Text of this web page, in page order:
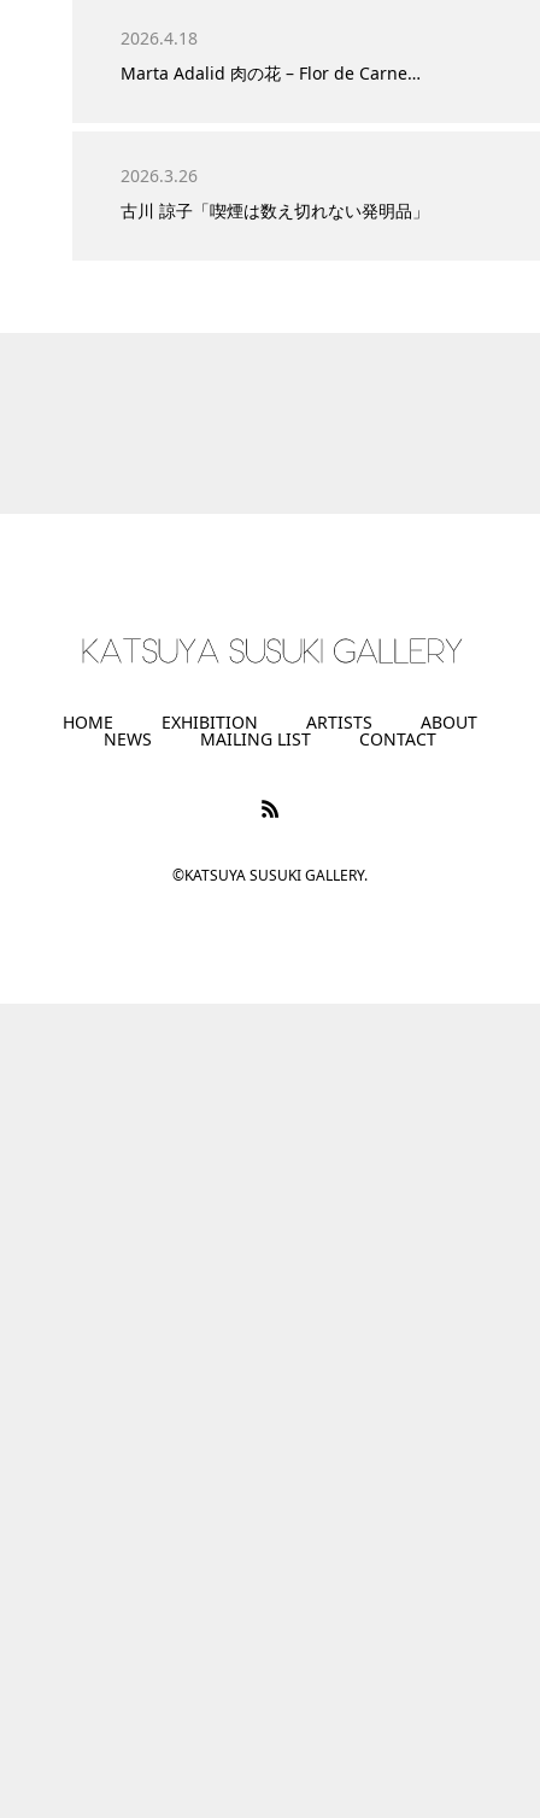
2026.4.18
Marta Adalid 肉の花 – Flor de Carne…
2026.3.26
古川 諒子「喫煙は数え切れない発明品」
HOME EXHIBITION ARTISTS ABOUT
NEWS MAILING LIST CONTACT
©KATSUYA SUSUKI GALLERY.